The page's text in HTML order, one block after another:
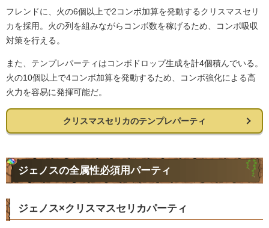
フレンドに、火の6個以上で2コンボ加算を発動するクリスマスセリ
カを採用。火の列を組みながらコンボ数を稼げるため、コンボ吸収
対策を行える。
また、テンプレパーティはコンボドロップ生成を計4個積んでいる。
火の10個以上で4コンボ加算を発動するため、コンボ強化による高
火力を容易に発揮可能だ。
クリスマスセリカのテンプレパーティ
ジェノスの全属性必須用パーティ
ジェノス×クリスマスセリカパーティ